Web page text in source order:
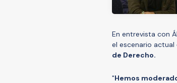
En entrevista con
el escenario actual
de Derecho.
"Hemos